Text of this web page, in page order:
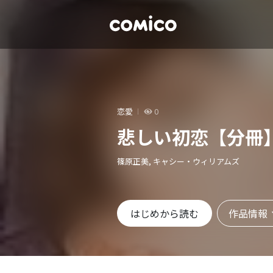
恋愛 0
悲しい初恋【分冊
篠原正美, キャシー・ウィリアムズ
はじめから読む 作品情報